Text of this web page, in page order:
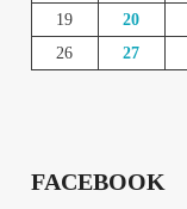
19
20
26
27
FACEBOOK